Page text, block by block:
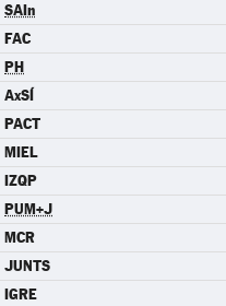
SAIn
FAC
PH
AxSÍ
PACT
MIEL
IZQP
PUM+J
MCR
JUNTS
IGRE